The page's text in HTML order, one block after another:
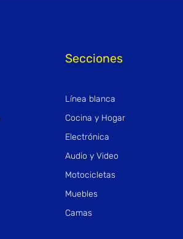
Secciones
Línea blanca
Cocina y Hogar
Electrónica
Audio y Video
Motocicletas
Muebles
Camas